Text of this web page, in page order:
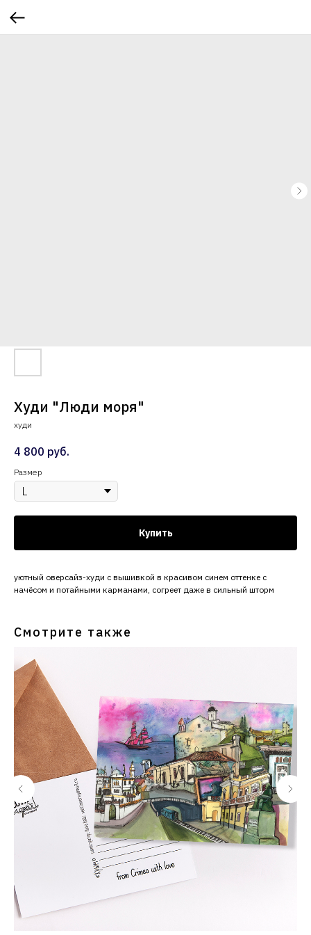
Худи "Люди моря"
худи
4 800 руб.
Размер
Купить
уютный оверсайз-худи с вышивкой в красивом синем оттенке с
начёсом и потайными карманами, согреет даже в сильный шторм
Смотрите также